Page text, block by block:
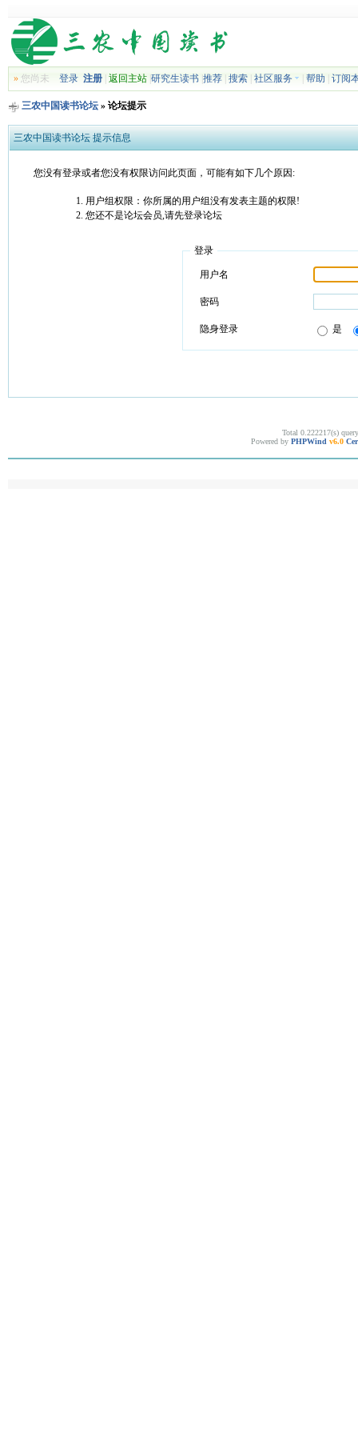
»您尚未 登录 注册| 返回主站| 研究生读书| 推荐| 搜索| 社区服务 帮助 订阅
三农中国读书论坛» 论坛提示
三农中国读书论坛 提示信息
您没有登录或者您没有权限访问此页面，可能有如下几个原因:
用户组权限：你所属的用户组没有发表主题的权限!
您还不是论坛会员,请先登录论坛
登录
用户名
密码
隐身登录 是
Total 0.222217(s)
Powered by PHPWind v6.0